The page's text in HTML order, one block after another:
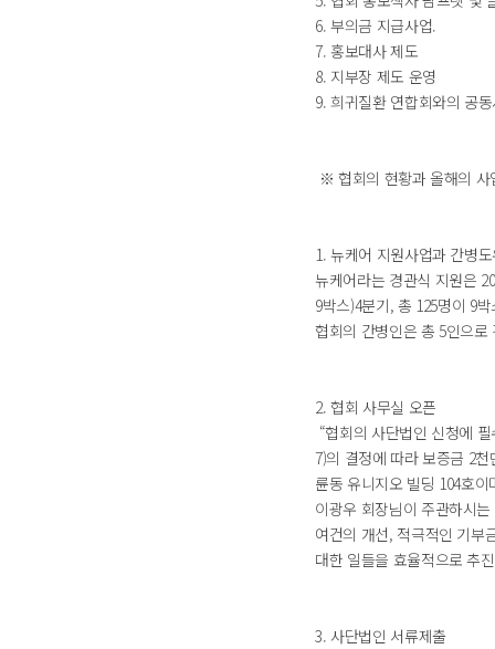
6. 부의금 지급사업.
7. 홍보대사 제도
8. 지부장 제도 운영
9. 희귀질환 연합회와의 공
※ 협회의 현황과 올해의 사
1. 뉴케어 지원사업과 간병
뉴케어라는 경관식 지원은
9박스)4분기, 총 125명이 9
협회의 간병인은 총 5인으
2. 협회 사무실 오픈
“협회의 사단법인 신청에
7)의 결정에 따라 보증금 2
륜동 유니지오 빌딩 104호
이광우 회장님이 주관하시
여건의 개선, 적극적인 기부
대한 일들을 효율적으로 추
3. 사단법인 서류제출